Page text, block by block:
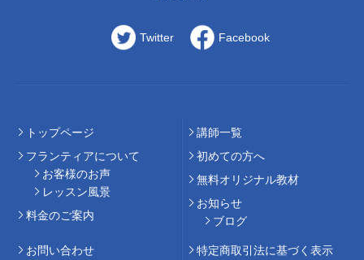
Twitter Facebook
トップページ
フランティアについて
お客様のお声
レッスン風景
料⾦のご案内
講師⼀覧
初めての⽅へ
無料オリジナル教材
お知らせ
ブログ
お問い合わせ
特定商取引法に基づく表示